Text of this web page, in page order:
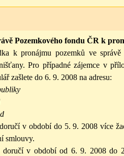
Pozemkového fondu ČR k
k pronájmu pozemků ve
Pro případné zájemce v
zašlete do 6. 9. 2008 na adresu:
v období do 5. 9. 2008 více
smlouvy.
doručí v období od 6. 9. 2008 do